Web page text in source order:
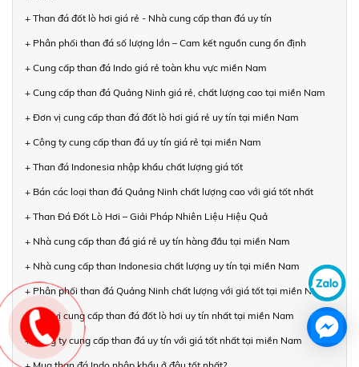
+ Than đá đốt lò hơi giá rẻ - Nhà cung cấp than đá uy tín
+ Phân phối than đá số lượng lớn – Cam kết nguồn cung ổn định
+ Cung cấp than đá Indo giá rẻ toàn khu vực miền Nam
+ Cung cấp than đá Quảng Ninh giá rẻ, chất lượng cao tại miền Nam
+ Đơn vị cung cấp than đá đốt lò hơi giá rẻ uy tín tại miền Nam
+ Công ty cung cấp than đá uy tín giá rẻ tại miền Nam
+ Than đá Indonesia nhập khẩu chất lượng giá tốt
+ Bán các loại than đá Quảng Ninh chất lượng cao với giá tốt nhất
+ Than Đá Đốt Lò Hơi – Giải Pháp Nhiên Liệu Hiệu Quả
+ Nhà cung cấp than đá giá rẻ uy tín hàng đầu tại miền Nam
+ Nhà cung cấp than Indonesia chất lượng uy tín tại miền Nam
+ Phân phối than đá Quảng Ninh chất lượng với giá tốt tại miền Nam
+ Đơn vị cung cấp than đá đốt lò hơi uy tín nhất tại miền Nam
+ Công ty cung cấp than đá uy tín với giá tốt nhất tại miền Nam